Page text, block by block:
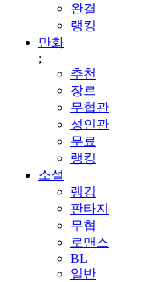
완결
랭킹
만화
;
추천
장르
무협관
성인관
무료
랭킹
소설
랭킹
판타지
무협
로맨스
BL
일반